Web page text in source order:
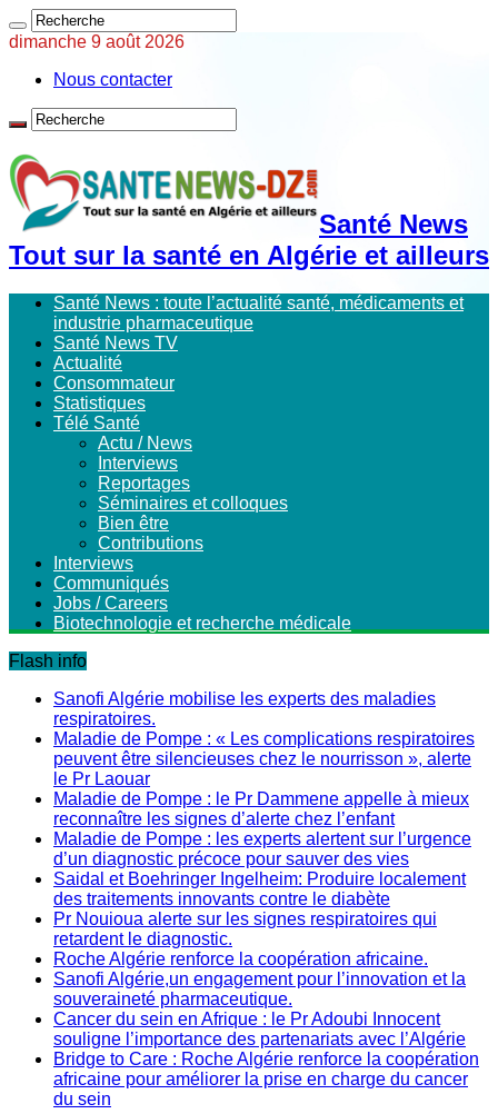
dimanche 9 août 2026
Nous contacter
Santé News
Tout sur la santé en Algérie et ailleurs
Santé News : toute l’actualité santé, médicaments et
industrie pharmaceutique
Santé News TV
Actualité
Consommateur
Statistiques
Télé Santé
Actu / News
Interviews
Reportages
Séminaires et colloques
Bien être
Contributions
Interviews
Communiqués
Jobs / Careers
Biotechnologie et recherche médicale
Flash info
Sanofi Algérie mobilise les experts des maladies
respiratoires.
Maladie de Pompe : « Les complications respiratoires
peuvent être silencieuses chez le nourrisson », alerte
le Pr Laouar
Maladie de Pompe : le Pr Dammene appelle à mieux
reconnaître les signes d’alerte chez l’enfant
Maladie de Pompe : les experts alertent sur l’urgence
d’un diagnostic précoce pour sauver des vies
Saidal et Boehringer Ingelheim: Produire localement
des traitements innovants contre le diabète
Pr Nouioua alerte sur les signes respiratoires qui
retardent le diagnostic.
Roche Algérie renforce la coopération africaine.
Sanofi Algérie,un engagement pour l’innovation et la
souveraineté pharmaceutique.
Cancer du sein en Afrique : le Pr Adoubi Innocent
souligne l’importance des partenariats avec l’Algérie
Bridge to Care : Roche Algérie renforce la coopération
africaine pour améliorer la prise en charge du cancer
du sein